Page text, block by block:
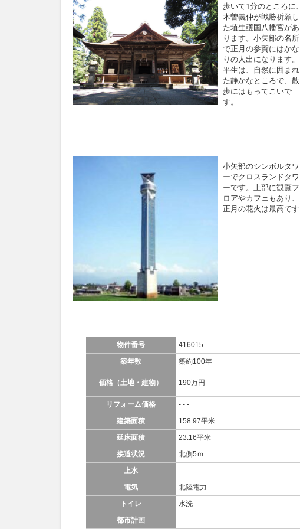
歩いて1分のところに、
木曽義仲が戦勝祈願し
た埴生護国八幡宮があ
ります。小矢部の名所
で正月の参賀にはかな
りの人出になります。
平生は、自然に囲まれ
た静かなところで、散
歩にはもってこいで
す。
小矢部のシンボルタワ
ーでクロスランドタワ
ーです。上部に観覧フ
ロアやカフェもあり、
正月の花火は最高です
物件番号 416015
築年数
築約100年
価格（土地・建物） 190万円
リフォーム価格 - - -
建築面積
158.97平米
延床面積
23.16平米
接道状況
北側5ｍ
上水
- - -
電気
北陸電力
トイレ
水洗
都市計画